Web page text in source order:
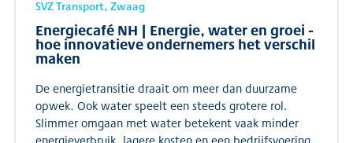
SVZ Transport, Zwaag
Energiecafé NH | Energie, water en groei -
hoe innovatieve ondernemers het verschil
maken
De energietransitie draait om meer dan duurzame
opwek. Ook water speelt een steeds grotere rol.
Slimmer omgaan met water betekent vaak minder